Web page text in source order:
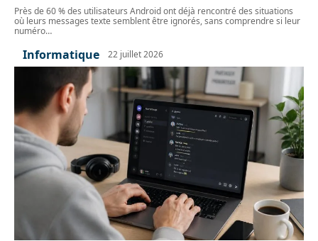
Près de 60 % des utilisateurs Android ont déjà rencontré des situations
où leurs messages texte semblent être ignorés, sans comprendre si leur
numéro…
Informatique 22 juillet 2026